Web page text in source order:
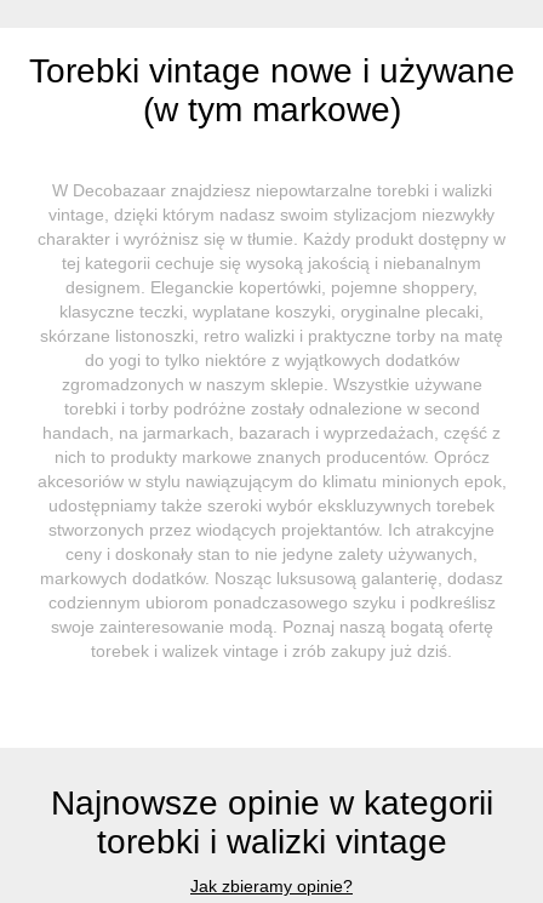
Torebki vintage nowe i używane
(w tym markowe)
W Decobazaar znajdziesz niepowtarzalne torebki i walizki
vintage, dzięki którym nadasz swoim stylizacjom niezwykły
charakter i wyróżnisz się w tłumie. Każdy produkt dostępny w
tej kategorii cechuje się wysoką jakością i niebanalnym
designem. Eleganckie kopertówki, pojemne shoppery,
klasyczne teczki, wyplatane koszyki, oryginalne plecaki,
skórzane listonoszki, retro walizki i praktyczne torby na matę
do yogi to tylko niektóre z wyjątkowych dodatków
zgromadzonych w naszym sklepie. Wszystkie używane
torebki i torby podróżne zostały odnalezione w second
handach, na jarmarkach, bazarach i wyprzedażach, część z
nich to produkty markowe znanych producentów. Oprócz
akcesoriów w stylu nawiązującym do klimatu minionych epok,
udostępniamy także szeroki wybór ekskluzywnych torebek
stworzonych przez wiodących projektantów. Ich atrakcyjne
ceny i doskonały stan to nie jedyne zalety używanych,
markowych dodatków. Nosząc luksusową galanterię, dodasz
codziennym ubiorom ponadczasowego szyku i podkreślisz
swoje zainteresowanie modą. Poznaj naszą bogatą ofertę
torebek i walizek vintage i zrób zakupy już dziś.
Najnowsze opinie w kategorii
torebki i walizki vintage
Jak zbieramy opinie?